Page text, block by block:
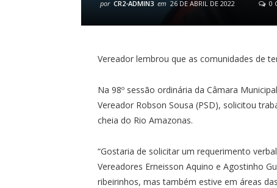
por CR2-ADMIN3 em 26 DE ABRIL DE 2022 0
Vereador lembrou que as comunidades de
Na 98º sessão ordinária da Câmara
Vereador Robson Sousa (PSD), solicitou
cheia do Rio Amazonas.
“Gostaria de solicitar um requerimento
Vereadores Erneisson Aquino e Agostinho
ribeirinhos, mas também estive em áreas